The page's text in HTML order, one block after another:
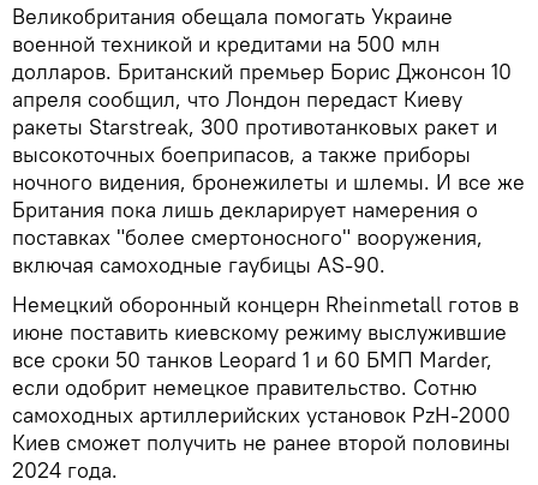
Великобритания обещала помогать Украине
военной техникой и кредитами на 500 млн
долларов. Британский премьер Борис Джонсон 10
апреля сообщил, что Лондон передаст Киеву
ракеты Starstreak, 300 противотанковых ракет и
высокоточных боеприпасов, а также приборы
ночного видения, бронежилеты и шлемы. И все же
Британия пока лишь декларирует намерения о
поставках "более смертоносного" вооружения,
включая самоходные гаубицы AS-90.
Немецкий оборонный концерн Rheinmetall готов в
июне поставить киевскому режиму выслужившие
все сроки 50 танков Leopard 1 и 60 БМП Marder,
если одобрит немецкое правительство. Сотню
самоходных артиллерийских установок PzH-2000
Киев сможет получить не ранее второй половины
2024 года.